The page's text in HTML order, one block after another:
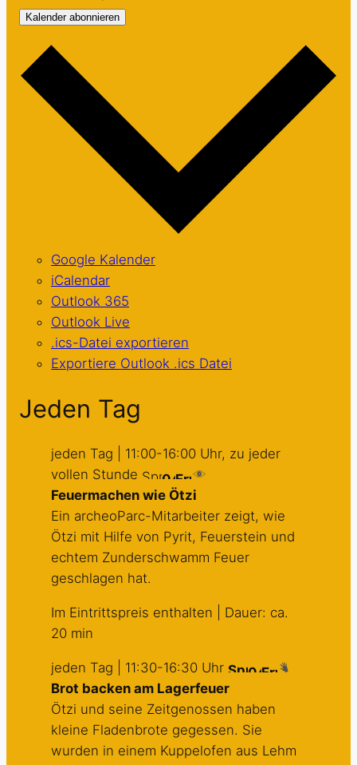
Kalender abonnieren
Google Kalender
iCalendar
Outlook 365
Outlook Live
.ics-Datei exportieren
Exportiere Outlook .ics Datei
Jeden Tag
jeden Tag | 11:00-16:00 Uhr, zu jeder
vollen Stunde
Feuermachen wie Ötzi
Ein archeoParc-Mitarbeiter zeigt, wie
Ötzi mit Hilfe von Pyrit, Feuerstein und
echtem Zunderschwamm Feuer
geschlagen hat.
Im Eintrittspreis enthalten | Dauer: ca.
20 min
jeden Tag | 11:30-16:30 Uhr
Brot backen am Lagerfeuer
Ötzi und seine Zeitgenossen haben
kleine Fladenbrote gegessen. Sie
wurden in einem Kuppelofen aus Lehm